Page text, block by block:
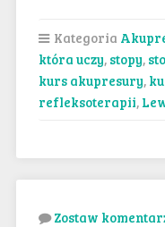
Kategoria
która uczy, stopy,
kurs akupresury,
refleksoterapii,
Zostaw